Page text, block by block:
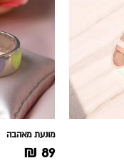
מונעת מאהבה
89
₪